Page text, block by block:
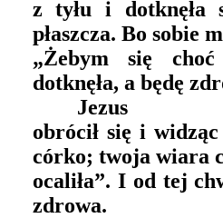
z tyłu i dotknęła
płaszcza. Bo sobie
„Żebym się choć
dotknęła, a będę
Jezus
obrócił się i
córko; twoja wiara
ocaliła”. I od tej
zdrowa.